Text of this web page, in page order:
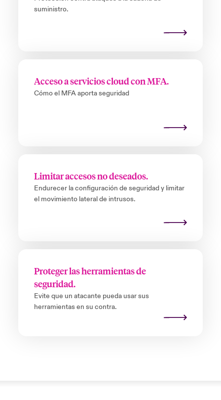
suministro.
Acceso a servicios cloud con MFA.
Cómo el MFA aporta seguridad
Limitar accesos no deseados.
Endurecer la configuración de seguridad y limitar
el movimiento lateral de intrusos.
Proteger las herramientas de
seguridad.
Evite que un atacante pueda usar sus
herramientas en su contra.